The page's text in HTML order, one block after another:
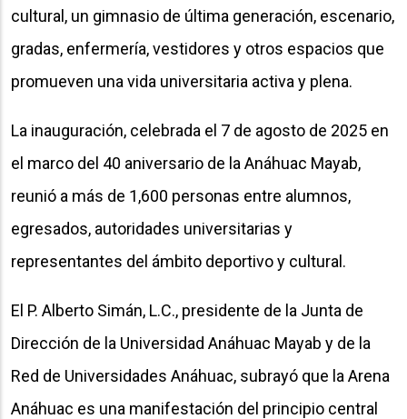
cultural, un gimnasio de última generación, escenario,
gradas, enfermería, vestidores y otros espacios que
promueven una vida universitaria activa y plena.
La inauguración, celebrada el 7 de agosto de 2025 en
el marco del 40 aniversario de la Anáhuac Mayab,
reunió a más de 1,600 personas entre alumnos,
egresados, autoridades universitarias y
representantes del ámbito deportivo y cultural.
El P. Alberto Simán, L.C., presidente de la Junta de
Dirección de la Universidad Anáhuac Mayab y de la
Red de Universidades Anáhuac, subrayó que la Arena
Anáhuac es una manifestación del principio central